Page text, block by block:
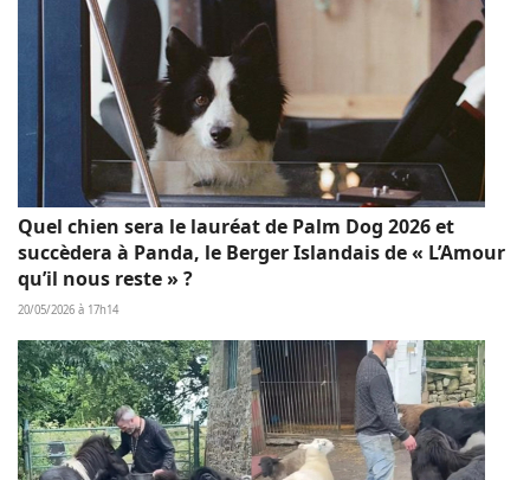
Quel chien sera le lauréat de Palm Dog 2026 et
succèdera à Panda, le Berger Islandais de « L’Amour
qu’il nous reste » ?
20/05/2026 à 17h14